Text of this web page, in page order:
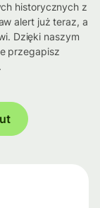
historycznych z
alert już teraz, a
Dzięki naszym
przegapisz